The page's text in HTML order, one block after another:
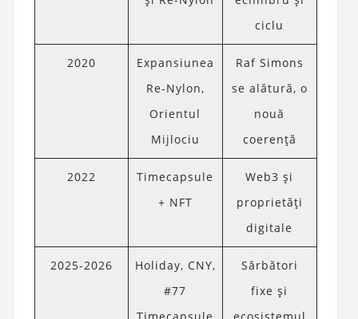
ciclu
2020
Expansiunea
Re-Nylon,
Orientul
Mijlociu
Raf Simons
se alătură, o
nouă
coerență
2022
Timecapsule
+ NFT
Web3 și
proprietăți
digitale
2025-2026
Holiday, CNY,
#77
Sărbători
fixe și